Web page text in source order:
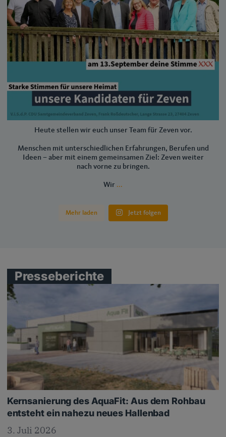
Heute stellen wir euch unser Team für Zeven vor.
Menschen mit unterschiedlichen Erfahrungen, Berufen und
Ideen – aber mit einem gemeinsamen Ziel: Zeven weiter
nach vorne zu bringen.
Wir ...
Mehr laden Jetzt folgen
Presseberichte
Kernsanierung des AquaFit: Aus dem Rohbau
entsteht ein nahezu neues Hallenbad
3. Juli 2026